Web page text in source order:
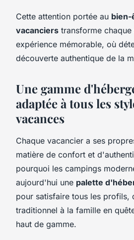
Cette attention portée au bien-
vacanciers transforme chaque
expérience mémorable, où
découverte authentique de la
Une gamme
adaptée à tous les
vacances
Chaque vacancier a ses
matière de confort et
pourquoi les campings
aujourd'hui une palette
pour satisfaire tous les profils,
traditionnel à la famille en
haut de gamme.